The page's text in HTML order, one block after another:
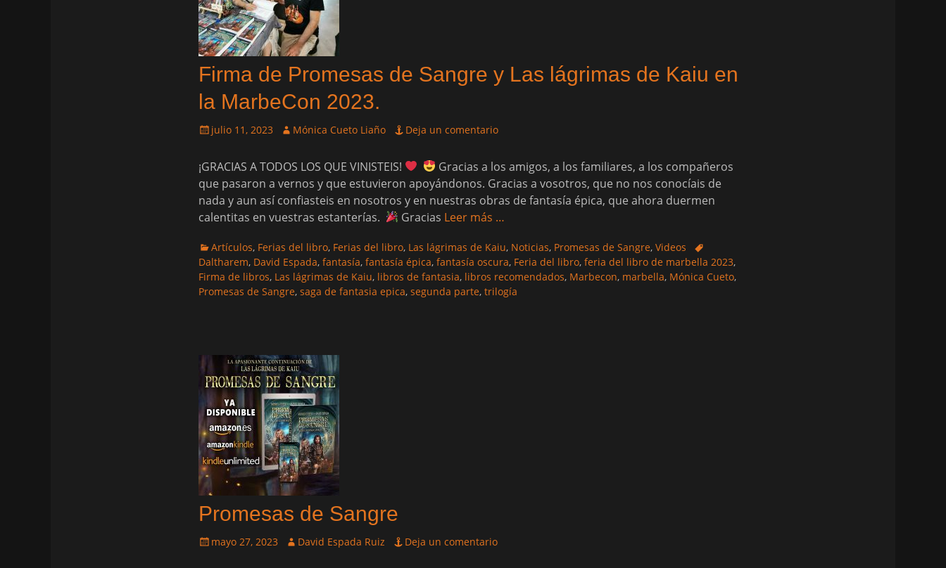
Firma de Promesas de Sangre y Las lágrimas de Kaiu en
la MarbeCon 2023.
Publicado
julio 11, 2023 AutorMónica Cueto Liaño Deja un comentario
¡GRACIAS A TODOS LOS QUE VINISTEIS!
Gracias a los amigos, a los familiares, a los compañeros
que pasaron a vernos y que estuvieron apoyándonos. Gracias a vosotros, que no nos conocíais de
nada y aun así confiasteis en nosotros y en nuestras obras de fantasía épica, que ahora duermen
calentitas en vuestras estanterías.
Gracias Leer más …
Categorias
Artículos, Ferias del libro, Ferias del libro, Las lágrimas de Kaiu, Noticias, Promesas de Sangre, Videos
Etiquetas
Daltharem, David Espada, fantasía, fantasía épica, fantasía oscura, Feria del libro, feria del libro de marbella 2023,
Firma de libros, Las lágrimas de Kaiu, libros de fantasia, libros recomendados, Marbecon, marbella, Mónica Cueto,
Promesas de Sangre, saga de fantasia epica, segunda parte, trilogía
Promesas de Sangre
Publicado
mayo 27, 2023 AutorDavid Espada Ruiz Deja un comentario